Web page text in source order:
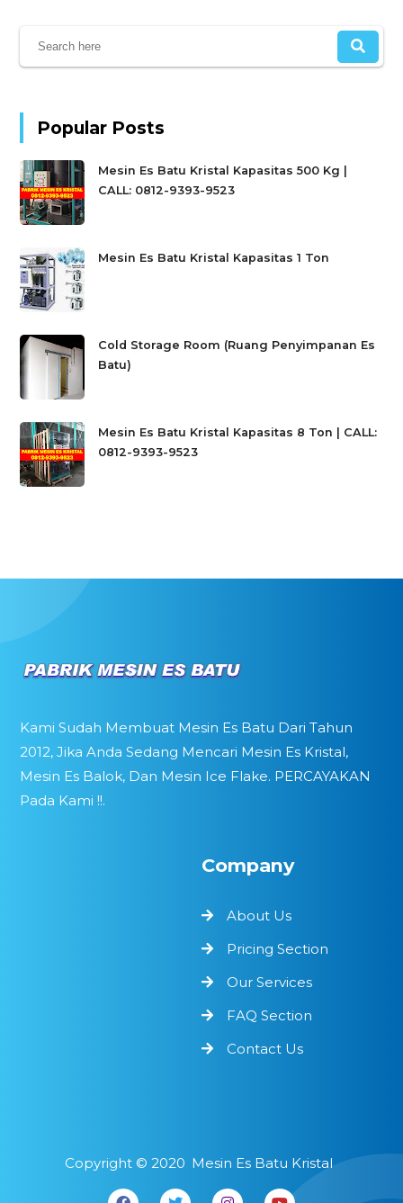
Popular Posts
Mesin Es Batu Kristal Kapasitas 500 Kg |
CALL: 0812-9393-9523
Mesin Es Batu Kristal Kapasitas 1 Ton
Cold Storage Room (Ruang Penyimpanan Es
Batu)
Mesin Es Batu Kristal Kapasitas 8 Ton | CALL:
0812-9393-9523
Kami Sudah Membuat Mesin Es Batu Dari Tahun
2012, Jika Anda Sedang Mencari Mesin Es Kristal,
Mesin Es Balok, Dan Mesin Ice Flake. PERCAYAKAN
Pada Kami !!.
Company
About Us
Pricing Section
Our Services
FAQ Section
Contact Us
Copyright © 2020 Mesin Es Batu Kristal